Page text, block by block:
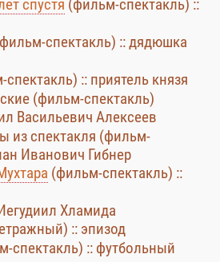
спустя (фильм-спектакль) ::
спектакль) :: дядюшка
:: приятель князя
(фильм-спектакль)
Васильевич Алексеев
из спектакля (фильм-
Иванович Гибнер
(фильм-спектакль) ::
Хламида
:: эпизод
спектакль) :: футбольный